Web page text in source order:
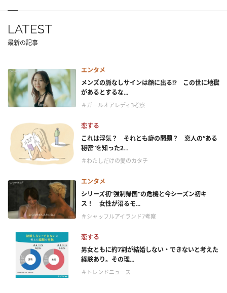
LATEST
最新の記事
エンタメ
メンズの脈なしサインは顔に出る!? この世に地獄
があるとするな...
＃ガールオアレディ3考察
恋する
これは浮気？ それとも癖の問題？ 恋人の“ある
秘密”を知った2...
＃わたしだけの愛のカタチ
エンタメ
シリーズ初“強制帰国”の危機と今シーズン初キ
ス！ 女性が沼るモ...
＃シャッフルアイランド7考察
恋する
男女ともに約7割が結婚しない・できないと考えた
経験あり。その理...
＃トレンドニュース